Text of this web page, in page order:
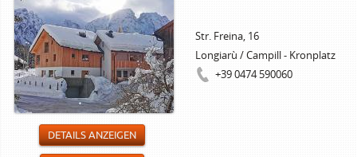
Str. Freina, 16
Longiarù / Campill - Kronplatz
+39 0474 590060
DETAILS ANZEIGEN